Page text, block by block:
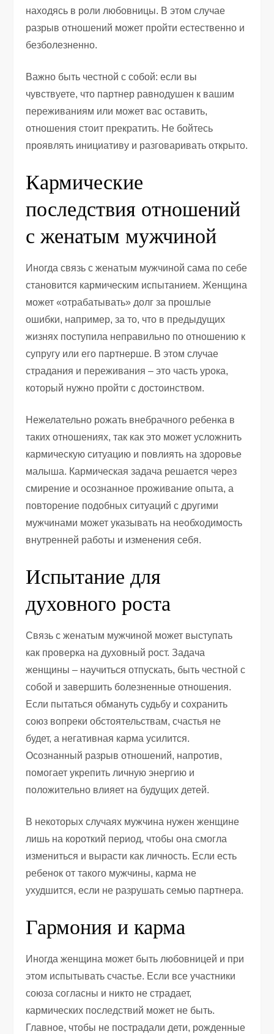
находясь в роли любовницы. В этом случае
разрыв отношений может пройти естественно и
безболезненно.
Важно быть честной с собой: если вы
чувствуете, что партнер равнодушен к вашим
переживаниям или может вас оставить,
отношения стоит прекратить. Не бойтесь
проявлять инициативу и разговаривать открыто.
Кармические
последствия отношений
с женатым мужчиной
Иногда связь с женатым мужчиной сама по себе
становится кармическим испытанием. Женщина
может «отрабатывать» долг за прошлые
ошибки, например, за то, что в предыдущих
жизнях поступила неправильно по отношению к
супругу или его партнерше. В этом случае
страдания и переживания – это часть урока,
который нужно пройти с достоинством.
Нежелательно рожать внебрачного ребенка в
таких отношениях, так как это может усложнить
кармическую ситуацию и повлиять на здоровье
малыша. Кармическая задача решается через
смирение и осознанное проживание опыта, а
повторение подобных ситуаций с другими
мужчинами может указывать на необходимость
внутренней работы и изменения себя.
Испытание для
духовного роста
Связь с женатым мужчиной может выступать
как проверка на духовный рост. Задача
женщины – научиться отпускать, быть честной с
собой и завершить болезненные отношения.
Если пытаться обмануть судьбу и сохранить
союз вопреки обстоятельствам, счастья не
будет, а негативная карма усилится.
Осознанный разрыв отношений, напротив,
помогает укрепить личную энергию и
положительно влияет на будущих детей.
В некоторых случаях мужчина нужен женщине
лишь на короткий период, чтобы она смогла
измениться и вырасти как личность. Если есть
ребенок от такого мужчины, карма не
ухудшится, если не разрушать семью партнера.
Гармония и карма
Иногда женщина может быть любовницей и при
этом испытывать счастье. Если все участники
союза согласны и никто не страдает,
кармических последствий может не быть.
Главное, чтобы не пострадали дети, рожденные